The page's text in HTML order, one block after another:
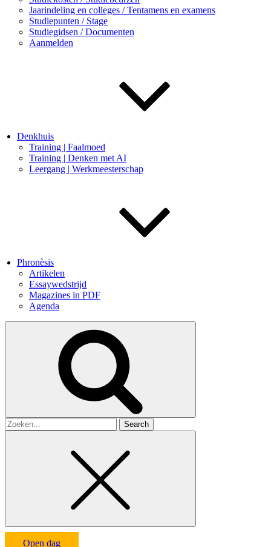
Jaarindeling en colleges / Tentamens en examens
Studiepunten / Stage
Studiegidsen / Documenten
Aanmelden
Denkhuis
Training | Faalmoed
Training | Denken met AI
Leergang | Werkmeesterschap
Phronèsis
Artikelen
Essaywedstrijd
Magazines in PDF
Agenda
Search
for
Open dag